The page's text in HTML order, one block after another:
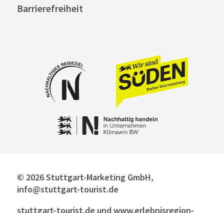
Barrierefreiheit
© 2026 Stuttgart-Marketing GmbH,
info@stuttgart-tourist.de
stuttgart-tourist.de und www.erlebnisregion-